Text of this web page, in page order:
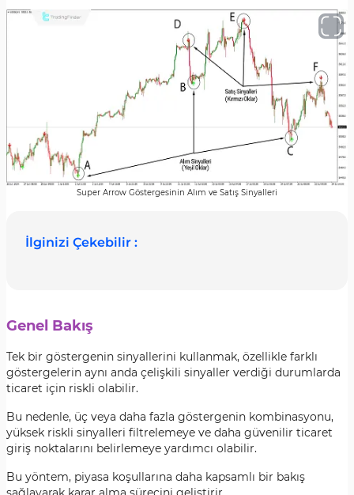
Super Arrow Göstergesinin Alım ve Satış Sinyalleri
İlginizi Çekebilir :
Genel Bakış
Tek bir göstergenin sinyallerini kullanmak, özellikle farklı
göstergelerin aynı anda çelişkili sinyaller verdiği durumlarda
ticaret için riskli olabilir.
Bu nedenle, üç veya daha fazla göstergenin kombinasyonu,
yüksek riskli sinyalleri filtrelemeye ve daha güvenilir ticaret
giriş noktalarını belirlemeye yardımcı olabilir.
Bu yöntem, piyasa koşullarına daha kapsamlı bir bakış